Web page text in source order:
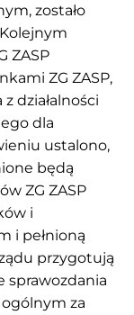
zostało
ZASP
ZG ZASP,
działalności
dla
ustalono,
będą
ZG ZASP
i
i pełnioną
przygotują
sprawozdania
za